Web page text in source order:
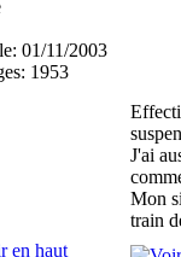
01/11/2003
1953
J'ai
Mon
train
en haut